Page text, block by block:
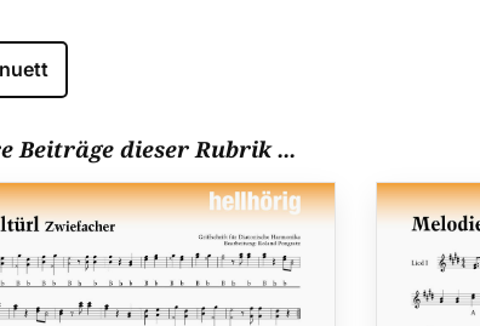
Beiträge dieser Rubrik ...